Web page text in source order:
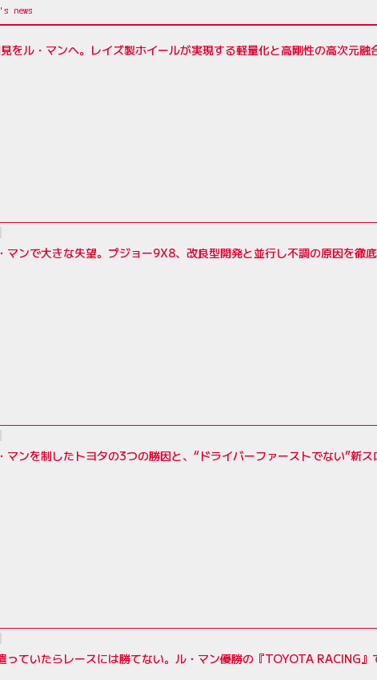
をル・マンへ。レイズ製ホイールが実現する軽量化と高剛性の高次元融
マンで大きな失望。プジョー9X8、改良型開発と並行し不調の原因を徹
マンを制したトヨタの3つの勝因と、“ドライバーファーストでない”新
っていたらレースには勝てない。ル・マン優勝の『TOYOTA RACING』